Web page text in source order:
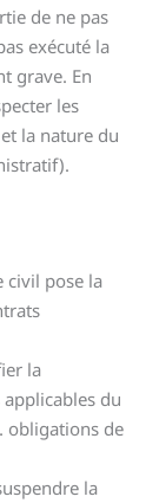
de ne pas
exécuté la
grave. En
les
la nature du
civil pose la
la
du
obligations de
la